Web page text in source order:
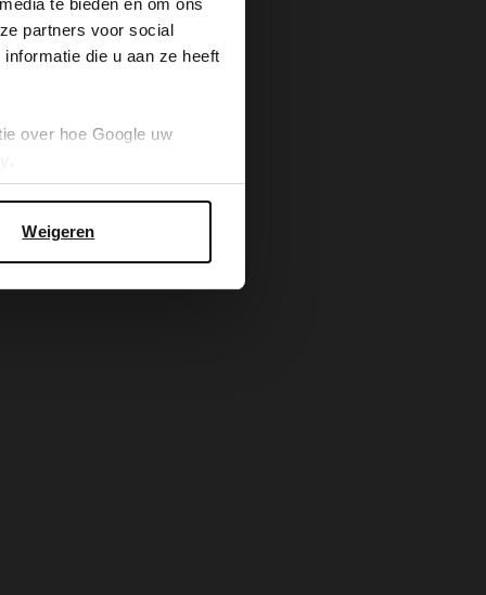
te bieden en om ons
partners voor social
die u aan ze heeft
over hoe Google uw
Weigeren